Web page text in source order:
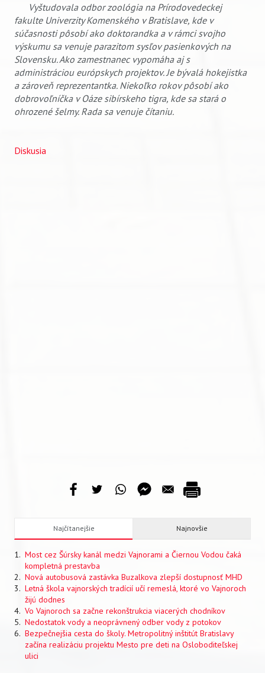
Vyštudovala odbor zoológia na Prírodovedeckej
fakulte Univerzity Komenského v Bratislave, kde v
súčasnosti pôsobí ako doktorandka a v rámci svojho
výskumu sa venuje parazitom sysľov pasienkových na
Slovensku. Ako zamestnanec vypomáha aj s
administráciou európskych projektov.Je bývalá hokejistka
a zároveň reprezentantka. Niekoľko rokov pôsobí ako
dobrovoľníčka v Oáze sibírskeho tigra, kde sa stará o
ohrozené šelmy. Rada sa venuje čítaniu.
Diskusia
Najčítanejšie Najnovšie
Most cez Šúrsky kanál medzi Vajnorami a Čiernou Vodou čaká
kompletná prestavba
Nová autobusová zastávka Buzalkova zlepší dostupnosť MHD
Letná škola vajnorských tradícií učí remeslá, ktoré vo Vajnoroch
žijú dodnes
Vo Vajnoroch sa začne rekonštrukcia viacerých chodníkov
Nedostatok vody a neoprávnený odber vody z potokov
Bezpečnejšia cesta do školy. Metropolitný inštitút Bratislavy
začína realizáciu projektu Mesto pre deti na Osloboditeľskej
ulici